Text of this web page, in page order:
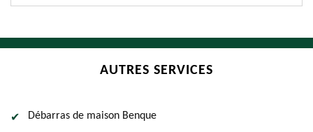
AUTRES SERVICES
Débarras de maison Benque